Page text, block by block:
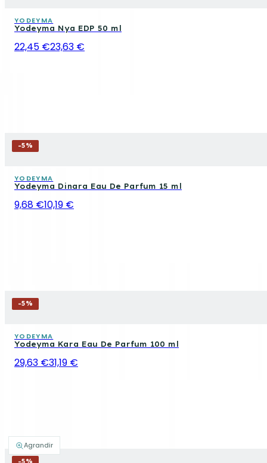
Agrandir
YODEYMA
Yodeyma Nya EDP 50 ml
22,45 €23,63 €
-5%
YODEYMA
Yodeyma Dinara Eau De Parfum 15 ml
9,68 €10,19 €
-5%
YODEYMA
Yodeyma Kara Eau De Parfum 100 ml
29,63 €31,19 €
-5%